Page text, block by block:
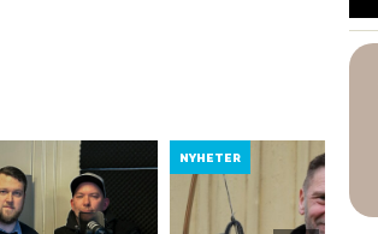
NYHETER